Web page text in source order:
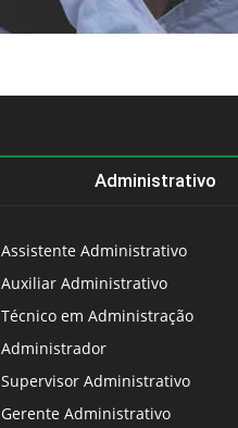
Administrativo
Assistente Administrativo
Auxiliar Administrativo
Técnico em Administração
Administrador
Supervisor Administrativo
Gerente Administrativo